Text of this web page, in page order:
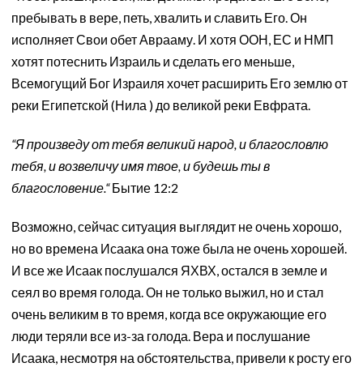
пребывать в вере, петь, хвалить и славить Его. Он
исполняет Свои обет Аврааму. И хотя ООН, ЕС и НМП
хотят потеснить Израиль и сделать его меньше,
Всемогущий Бог Израиля хочет расширить Его землю от
реки Египетской (Нила ) до великой реки Евфрата.
“Я произведу от тебя великий народ, и благословлю
тебя, и возвеличу имя твое, и будешь ты в
благословение.“Бытие 12:2
Возможно, сейчас ситуация выглядит не очень хорошо,
но во времена Исаака она тоже была не очень хорошей.
И все же Исаак послушался ЯХВХ, остался в земле и
сеял во время голода. Он не только выжил, но и стал
очень великим в то время, когда все окружающие его
люди теряли все из-за голода. Вера и послушание
Исаака, несмотря на обстоятельства, привели к росту его